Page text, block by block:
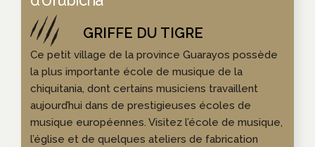
Ce petit village de la province Guarayos possède
la plus importante école de musique de la
chiquitania, dont certains musiciens travaillent
aujourd’hui dans de prestigieuses écoles de
musique européennes. Visitez l’école de musique,
l’église et de quelques ateliers de fabrication